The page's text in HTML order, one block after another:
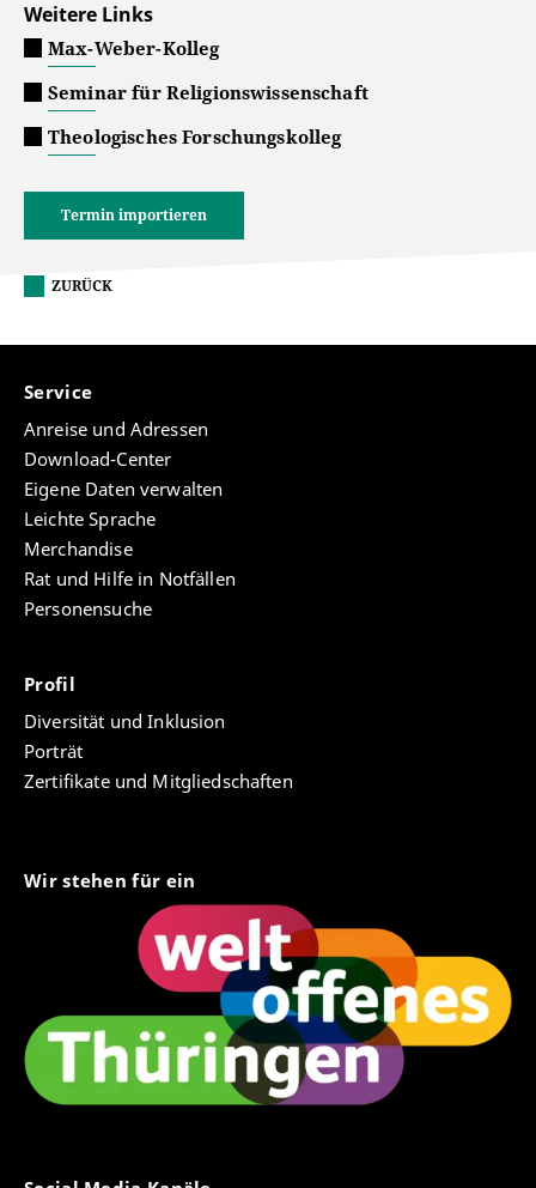
Weitere Links
Max-Weber-Kolleg
Seminar für Religionswissenschaft
Theologisches Forschungskolleg
Termin importieren
ZURÜCK
Service
Anreise und Adressen
Download-Center
Eigene Daten verwalten
Leichte Sprache
Merchandise
Rat und Hilfe in Notfällen
Personensuche
Profil
Diversität und Inklusion
Porträt
Zertifikate und Mitgliedschaften
Wir stehen für ein